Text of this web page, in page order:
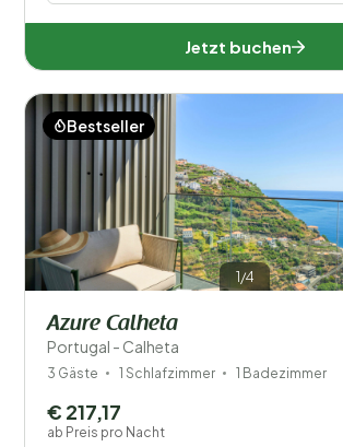
Jetzt buchen
1/4
Bestseller
Azure Calheta
Portugal - Calheta
3 Gäste 1 Schlafzimmer 1 Badezimmer
€ 217,17
ab Preis pro Nacht